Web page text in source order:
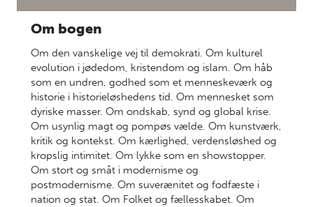
Om bogen
Om den vanskelige vej til demokrati. Om kulturel
evolution i jødedom, kristendom og islam. Om håb
som en undren, godhed som et menneskeværk og
historie i historieløshedens tid. Om mennesket som
dyriske masser. Om ondskab, synd og global krise.
Om usynlig magt og pompøs vælde. Om kunstværk,
kritik og kontekst. Om kærlighed, verdensløshed og
kropslig intimitet. Om lykke som en showstopper.
Om stort og småt i modernisme og
postmodernisme. Om suverænitet og fodfæste i
nation og stat. Om Folket og fællesskabet. Om